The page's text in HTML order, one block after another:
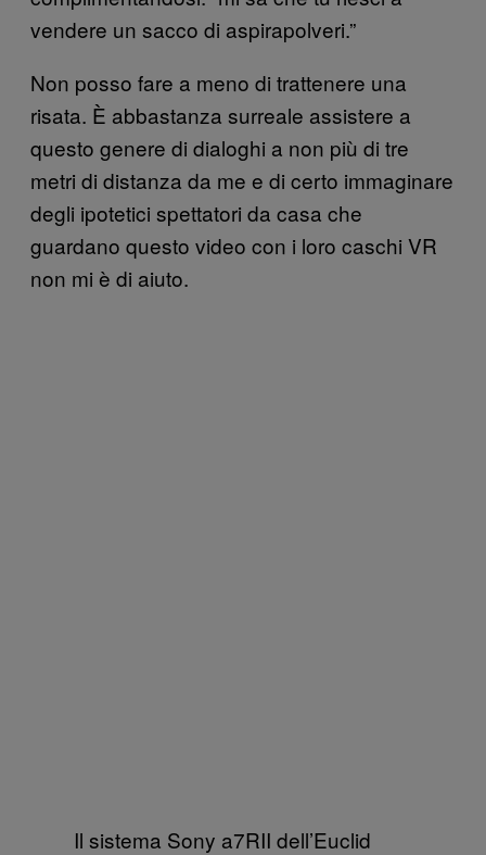
vendere un sacco di aspirapolveri.”
Non posso fare a meno di trattenere una
risata. È abbastanza surreale assistere a
questo genere di dialoghi a non più di tre
metri di distanza da me e di certo immaginare
degli ipotetici spettatori da casa che
guardano questo video con i loro caschi VR
non mi è di aiuto.
Il sistema Sony a7RII dell’Euclid